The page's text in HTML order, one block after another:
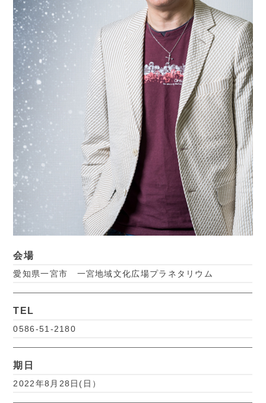
会場
愛知県一宮市 一宮地域文化広場プラネタリウム
TEL
0586-51-2180
期日
2022年8月28日(日）